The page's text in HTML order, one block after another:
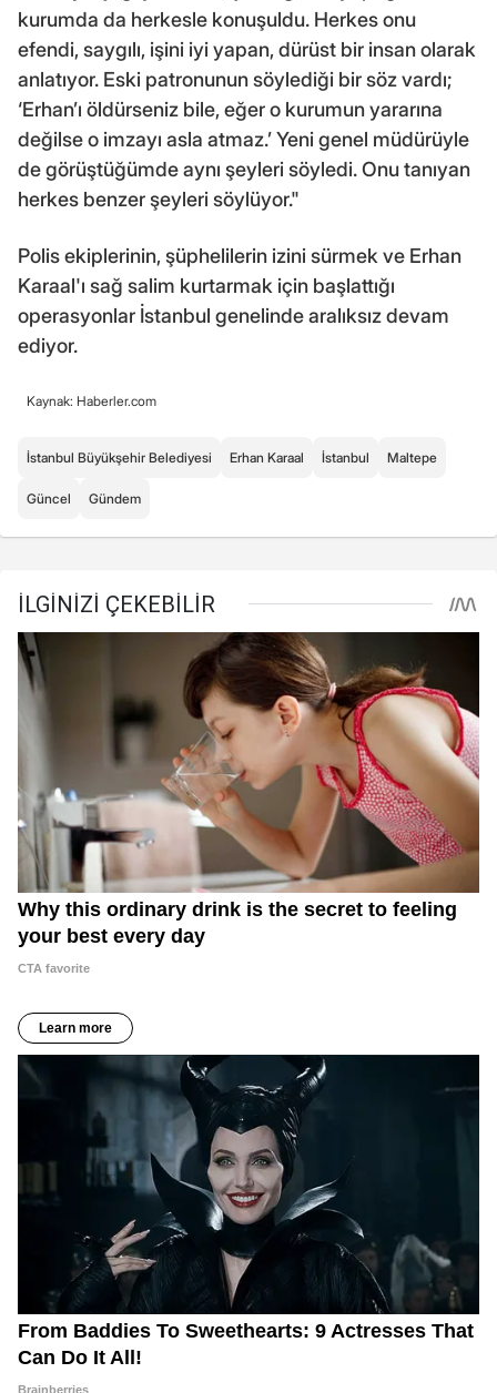
kurumda da herkesle konuşuldu. Herkes onu
efendi, saygılı, işini iyi yapan, dürüst bir insan olarak
anlatıyor. Eski patronunun söylediği bir söz vardı;
‘Erhan’ı öldürseniz bile, eğer o kurumun yararına
değilse o imzayı asla atmaz.’ Yeni genel müdürüyle
de görüştüğümde aynı şeyleri söyledi. Onu tanıyan
herkes benzer şeyleri söylüyor."
Polis ekiplerinin, şüphelilerin izini sürmek ve Erhan
Karaal'ı sağ salim kurtarmak için başlattığı
operasyonlar İstanbul genelinde aralıksız devam
ediyor.
Kaynak: Haberler.com
İstanbul Büyükşehir Belediyesi Erhan Karaal İstanbul Maltepe
Güncel Gündem